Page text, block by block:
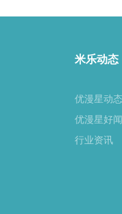
米乐动态
优漫星动态
优漫星好闻
行业资讯